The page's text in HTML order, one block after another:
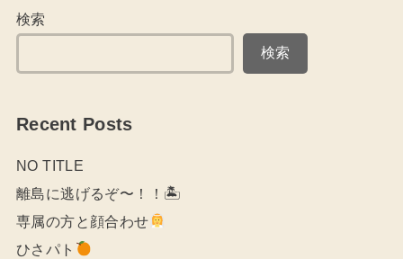
検索
検索
Recent Posts
NO TITLE
離島に逃げるぞ〜！！🏝
専属の方と顔合わせ
ひさパト